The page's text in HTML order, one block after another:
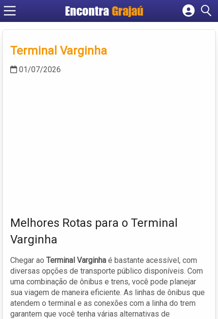
Encontra Grajaú
Cadastrar empresa
Criar conta
Terminal Varginha
01/07/2026
Melhores Rotas para o Terminal
Varginha
Chegar ao Terminal Varginha é bastante acessível, com
diversas opções de transporte público disponíveis. Com
uma combinação de ônibus e trens, você pode planejar
sua viagem de maneira eficiente. As linhas de ônibus que
atendem o terminal e as conexões com a linha do trem
garantem que você tenha várias alternativas de